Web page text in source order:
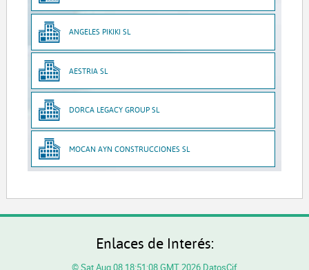
ANGELES PIKIKI SL
AESTRIA SL
DORCA LEGACY GROUP SL
MOCAN AYN CONSTRUCCIONES SL
Enlaces de Interés:
© Sat Aug 08 18:51:08 GMT 2026 DatosCif